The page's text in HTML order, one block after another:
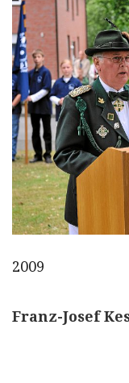
2009
Franz-Josef